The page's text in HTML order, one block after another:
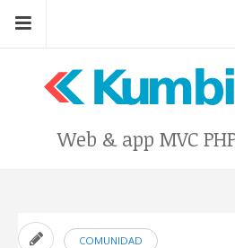
content
Menu
Type your search keyword,
Web & app MVC
COMUNIDAD